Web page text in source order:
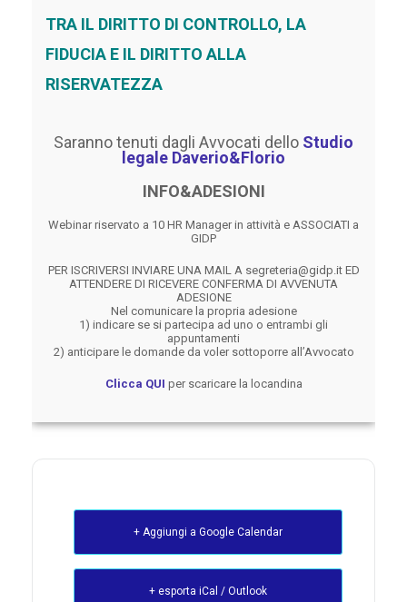
TRA IL DIRITTO DI CONTROLLO, LA
FIDUCIA E IL DIRITTO ALLA
RISERVATEZZA
Saranno tenuti dagli Avvocati dello Studio
legale Daverio&Florio
INFO&ADESIONI
Webinar riservato a 10 HR Manager in attività e ASSOCIATI a
GIDP
PER ISCRIVERSI INVIARE UNA MAIL A segreteria@gidp.it ED
ATTENDERE DI RICEVERE CONFERMA DI AVVENUTA
ADESIONE
Nel comunicare la propria adesione
1) indicare se si partecipa ad uno o entrambi gli
appuntamenti
2) anticipare le domande da voler sottoporre all’Avvocato
Clicca QUI per scaricare la locandina
+ Aggiungi a Google Calendar
+ esporta iCal / Outlook